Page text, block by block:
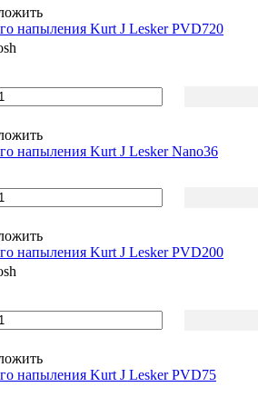
напыления Kurt J Lesker PVD720
напыления Kurt J Lesker Nano36
напыления Kurt J Lesker PVD200
напыления Kurt J Lesker PVD75